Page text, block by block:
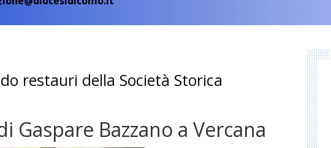
restauri della Società Storica
Gaspare Bazzano a Vercana